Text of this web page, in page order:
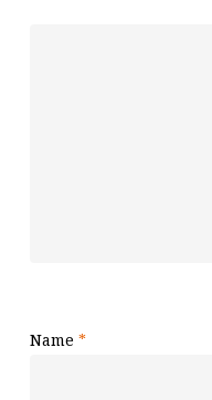
Name *